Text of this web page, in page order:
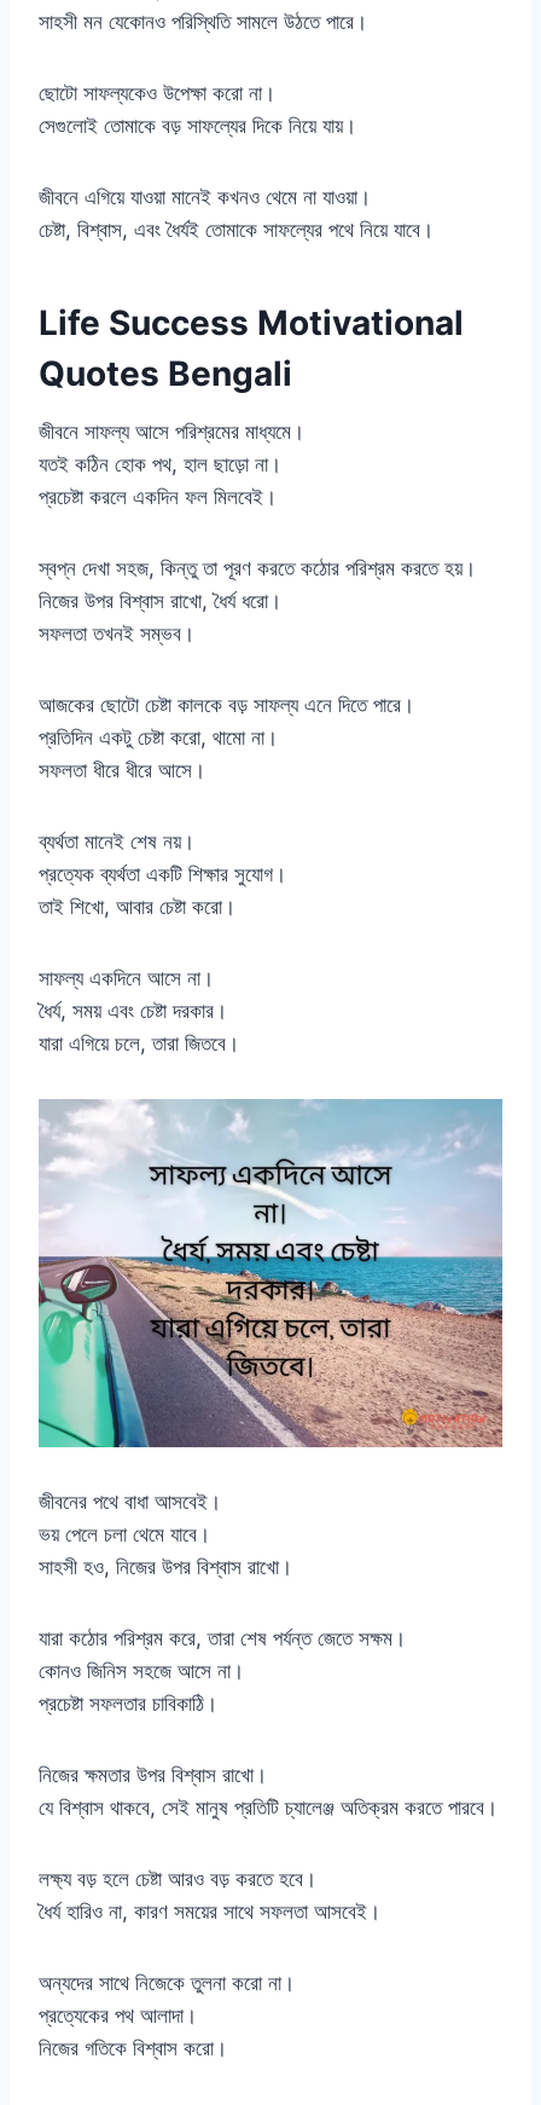
সাহসী মন যেকোনও পরিস্থিতি সামলে উঠতে পারে।
ছোটো সাফল্যকেও উপেক্ষা করো না।
সেগুলোই তোমাকে বড় সাফল্যের দিকে নিয়ে যায়।
জীবনে এগিয়ে যাওয়া মানেই কখনও থেমে না যাওয়া।
চেষ্টা, বিশ্বাস, এবং ধৈর্যই তোমাকে সাফল্যের পথে নিয়ে যাবে।
Life Success Motivational
Quotes Bengali
জীবনে সাফল্য আসে পরিশ্রমের মাধ্যমে।
যতই কঠিন হোক পথ, হাল ছাড়ো না।
প্রচেষ্টা করলে একদিন ফল মিলবেই।
স্বপ্ন দেখা সহজ, কিন্তু তা পূরণ করতে কঠোর পরিশ্রম করতে হয়।
নিজের উপর বিশ্বাস রাখো, ধৈর্য ধরো।
সফলতা তখনই সম্ভব।
আজকের ছোটো চেষ্টা কালকে বড় সাফল্য এনে দিতে পারে।
প্রতিদিন একটু চেষ্টা করো, থামো না।
সফলতা ধীরে ধীরে আসে।
ব্যর্থতা মানেই শেষ নয়।
প্রত্যেক ব্যর্থতা একটি শিক্ষার সুযোগ।
তাই শিখো, আবার চেষ্টা করো।
সাফল্য একদিনে আসে না।
ধৈর্য, সময় এবং চেষ্টা দরকার।
যারা এগিয়ে চলে, তারা জিতবে।
জীবনের পথে বাধা আসবেই।
ভয় পেলে চলা থেমে যাবে।
সাহসী হও, নিজের উপর বিশ্বাস রাখো।
যারা কঠোর পরিশ্রম করে, তারা শেষ পর্যন্ত জেতে সক্ষম।
কোনও জিনিস সহজে আসে না।
প্রচেষ্টা সফলতার চাবিকাঠি।
নিজের ক্ষমতার উপর বিশ্বাস রাখো।
যে বিশ্বাস থাকবে, সেই মানুষ প্রতিটি চ্যালেঞ্জ অতিক্রম করতে পারবে।
লক্ষ্য বড় হলে চেষ্টা আরও বড় করতে হবে।
ধৈর্য হারিও না, কারণ সময়ের সাথে সফলতা আসবেই।
অন্যদের সাথে নিজেকে তুলনা করো না।
প্রত্যেকের পথ আলাদা।
নিজের গতিকে বিশ্বাস করো।